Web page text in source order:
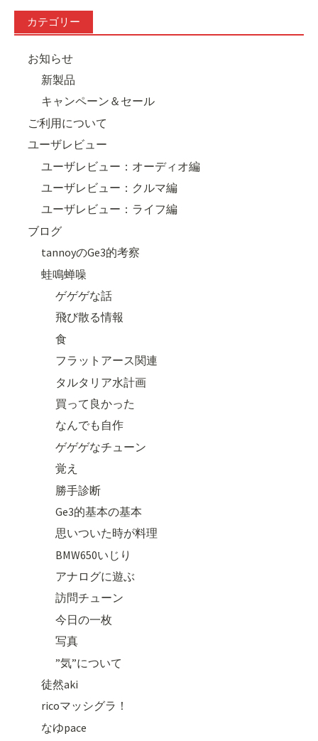
カテゴリー
お知らせ
新製品
キャンペーン＆セール
ご利用について
ユーザレビュー
ユーザレビュー：オーディオ編
ユーザレビュー：クルマ編
ユーザレビュー：ライフ編
ブログ
tannoyのGe3的考察
蛙鳴蝉噪
ゲゲゲな話
飛び散る情報
食
フラットアース関連
タルタリア水計画
買って良かった
なんでも自作
ゲゲゲなチューン
覚え
勝手診断
Ge3的基本の基本
思いついた時が料理
BMW650いじり
アナログに遊ぶ
訪問チューン
今日の一枚
写真
”気”について
徒然aki
ricoマッシグラ！
なゆpace